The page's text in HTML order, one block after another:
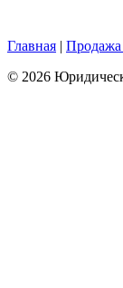
Главная |
© 2026